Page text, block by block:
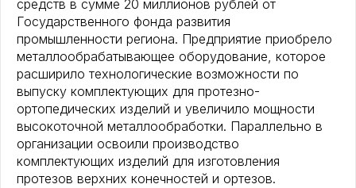
средств в сумме 20 миллионов рублей от
Государственного фонда развития
промышленности региона. Предприятие приобрело
металлообрабатывающее оборудование, которое
расширило технологические возможности по
выпуску комплектующих для протезно-
ортопедических изделий и увеличило мощности
высокоточной металлообработки. Параллельно в
организации освоили производство
комплектующих изделий для изготовления
протезов верхних конечностей и ортезов.